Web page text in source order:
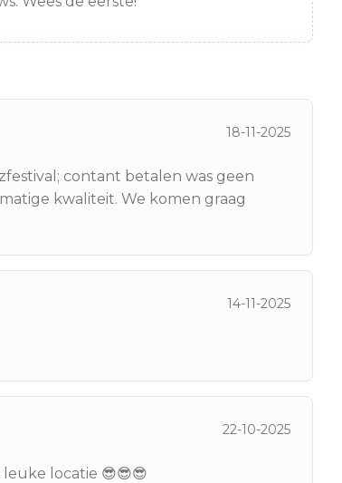
18-11-2025
contant betalen was geen
kwaliteit. We komen graag
14-11-2025
22-10-2025
locatie 😎😎😎